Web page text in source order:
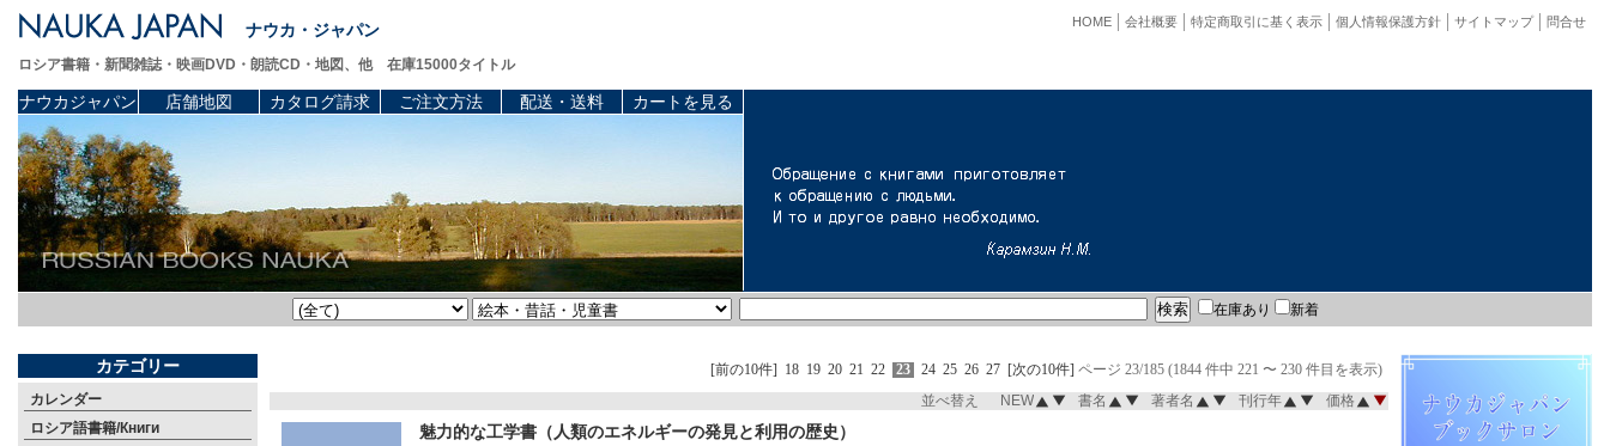
ナウカ・ジャパン 問合せ
サイトマップ
個人情報保護方針
特定商取引に基く表示
会社概要
HOME
ロシア書籍・新聞雑誌・映画DVD・朗読CD・地図、他 在庫15000タイトル
ナウカジャパン 店舗地図 カタログ請求 ご注文方法 配送・送料 カートを見る
在庫あり 新着
カテゴリー
カレンダー
ロシア語書籍/Книги
[前の10件] 18 19 20 21 22 23 24 25 26 27 [次の10件] ページ 23/185 (1844 件中 221 〜 230 件目を表示)
並べ替え NEW 書名 著者名 刊行年 価格
魅力的な工学書（人類のエネルギーの発見と利用の歴史）